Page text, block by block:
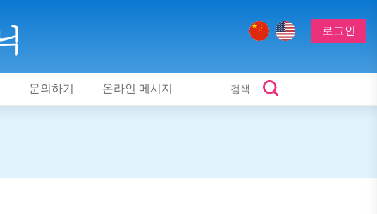
로그인
문의하기 온라인 메시지